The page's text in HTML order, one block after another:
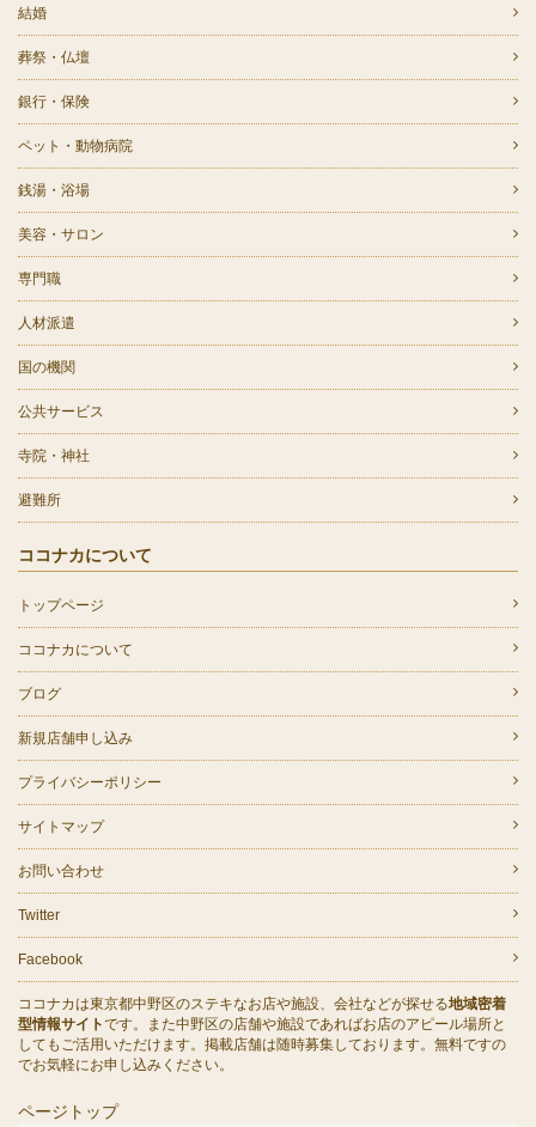
結婚
葬祭・仏壇
銀行・保険
ペット・動物病院
銭湯・浴場
美容・サロン
専門職
人材派遣
国の機関
公共サービス
寺院・神社
避難所
ココナカについて
トップページ
ココナカについて
ブログ
新規店舗申し込み
プライバシーポリシー
サイトマップ
お問い合わせ
Twitter
Facebook
ココナカは東京都中野区のステキなお店や施設、会社などが探せる地域密着
型情報サイトです。また中野区の店舗や施設であればお店のアピール場所と
してもご活用いただけます。掲載店舗は随時募集しております。無料ですの
でお気軽にお申し込みください。
ページトップ